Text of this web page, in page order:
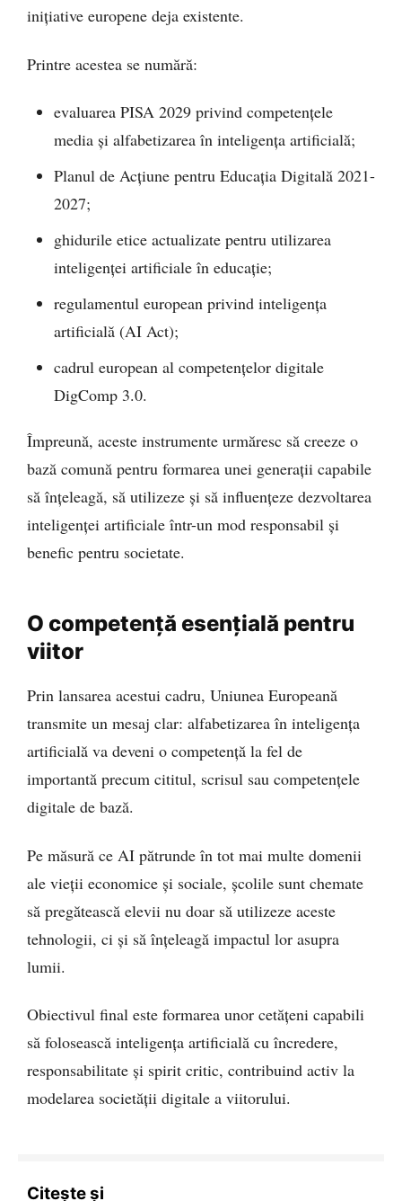
inițiative europene deja existente.
Printre acestea se numără:
evaluarea PISA 2029 privind competențele
media și alfabetizarea în inteligența artificială;
Planul de Acțiune pentru Educația Digitală 2021-
2027;
ghidurile etice actualizate pentru utilizarea
inteligenței artificiale în educație;
regulamentul european privind inteligența
artificială (AI Act);
cadrul european al competențelor digitale
DigComp 3.0.
Împreună, aceste instrumente urmăresc să creeze o
bază comună pentru formarea unei generații capabile
să înțeleagă, să utilizeze și să influențeze dezvoltarea
inteligenței artificiale într-un mod responsabil și
benefic pentru societate.
O competență esențială pentru
viitor
Prin lansarea acestui cadru, Uniunea Europeană
transmite un mesaj clar: alfabetizarea în inteligența
artificială va deveni o competență la fel de
importantă precum cititul, scrisul sau competențele
digitale de bază.
Pe măsură ce AI pătrunde în tot mai multe domenii
ale vieții economice și sociale, școlile sunt chemate
să pregătească elevii nu doar să utilizeze aceste
tehnologii, ci și să înțeleagă impactul lor asupra
lumii.
Obiectivul final este formarea unor cetățeni capabili
să folosească inteligența artificială cu încredere,
responsabilitate și spirit critic, contribuind activ la
modelarea societății digitale a viitorului.
Citește și